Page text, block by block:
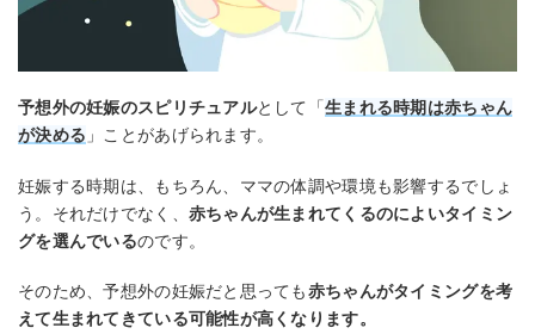
予想外の妊娠のスピリチュアルとして「生まれる時期は赤ちゃん
が決める 」ことがあげられます。
妊娠する時期は、もちろん、ママの体調や環境も影響するでしょ
う。それだけでなく、 赤ちゃんが生まれてくるのによいタイミン
グを選んでいるのです。
そのため、予想外の妊娠だと思っても赤ちゃんがタイミングを考
えて生まれてきている可能性が高くなります。